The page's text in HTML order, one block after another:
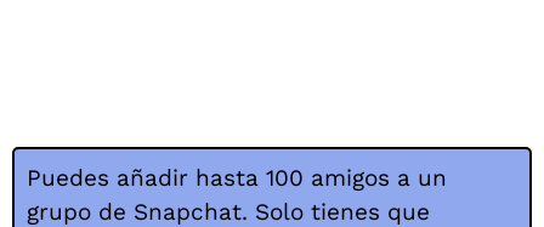
Puedes añadir hasta 100 amigos a un
grupo de Snapchat. Solo tienes que